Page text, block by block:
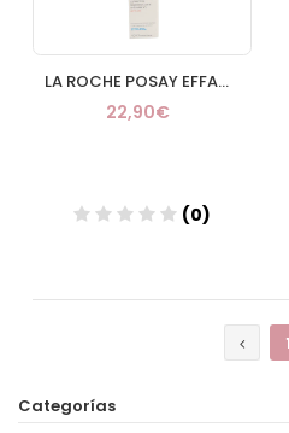
LA ROCHE POSAY EFFACLAR DUO (+) SPF 30 40 ML
22,90€
(0)
1
Categorías